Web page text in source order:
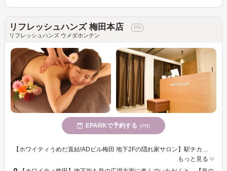
リフレッシュハンズ 梅田本店
リフレッシュハンズ ウメダホンテン
EPARKで予約する [PR]
【ホワイティうめだ直結!ADビル梅田 地下2Fの隠れ家サロン】駅チカでアクセスに便利な立地!男女OK。お仕事帰りのビジネスパーソンなど様々なお客様に喜んでいただいています。
もっと見る